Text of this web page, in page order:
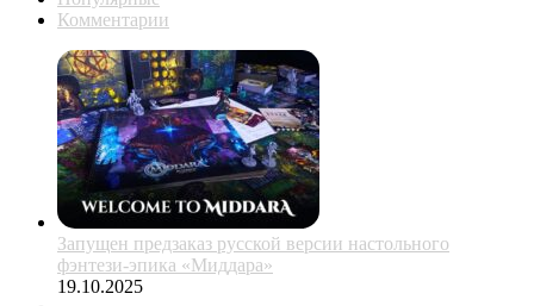
Комментарии
Запущен предзаказ русской версии настольного
фэнтези-эпика «Миддара»
19.10.2025